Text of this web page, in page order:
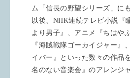
ム「信長の野望シリーズ」に
以後、NHK連続テレビ小説『
より男子』、アニメ『ちはや
『海賊戦隊ゴーカイジャー』
イバー』といった数々の作品
名のない音楽会』のアレンジ